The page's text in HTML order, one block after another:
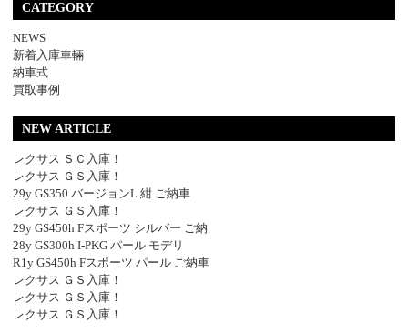
CATEGORY
NEWS
新着入庫車輛
納車式
買取事例
NEW ARTICLE
レクサス ＳＣ入庫！
レクサス ＧＳ入庫！
29y GS350 バージョンL 紺 ご納車
レクサス ＧＳ入庫！
29y GS450h Fスポーツ シルバー ご納
28y GS300h I-PKG パール モデリ
R1y GS450h Fスポーツ パール ご納車
レクサス ＧＳ入庫！
レクサス ＧＳ入庫！
レクサス ＧＳ入庫！